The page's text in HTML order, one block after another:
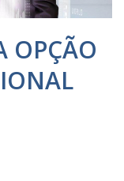
OPÇÃO